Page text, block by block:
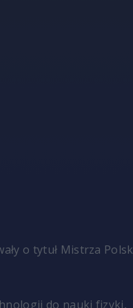
o tytuł Mistrza
do nauki fizyki,